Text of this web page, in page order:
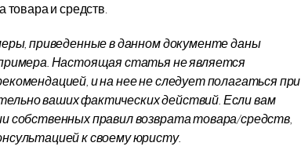
товара и средств.
приведенные в данном документе даны
Настоящая статья не является
и на нее не следует полагаться при
ваших фактических действий. Если вам
собственных правил возврата товара/средств,
к своему юристу.